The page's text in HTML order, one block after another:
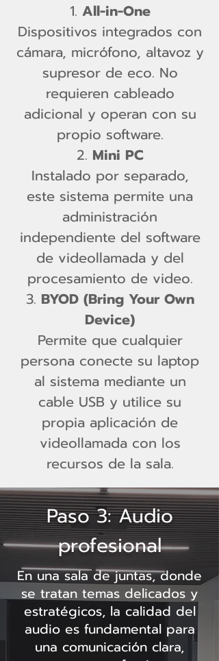
All-in-One
Dispositivos integrados con
cámara, micrófono, altavoz y
supresor de eco. No
requieren cableado
adicional y operan con su
propio software.
Mini PC
Instalado por separado,
este sistema permite una
administración
independiente del software
de videollamada y del
procesamiento de video.
BYOD (Bring Your Own
Device)
Permite que cualquier
persona conecte su laptop
al sistema mediante un
cable USB y utilice su
propia aplicación de
videollamada con los
recursos de la sala.
Paso 3: Audio
profesional
En una sala de juntas, donde
se tratan temas delicados y
estratégicos, la calidad del
audio es fundamental para
una comunicación clara,